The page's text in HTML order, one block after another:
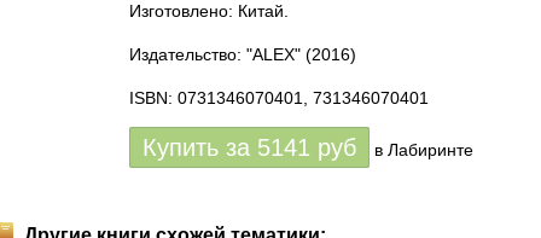
Изготовлено: Китай.
Издательство: "ALEX" (2016)
ISBN: 0731346070401, 731346070401
Купить за 5141 руб в Лабиринте